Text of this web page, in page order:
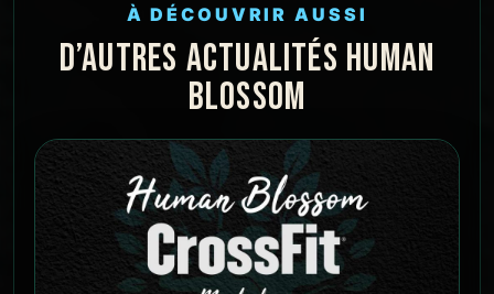
À DÉCOUVRIR AUSSI
D’AUTRES ACTUALITÉS HUMAN
BLOSSOM